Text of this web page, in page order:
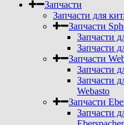
Запчасти
Запчасти для
Запчасти
Запчасти
Запчасти
Запчасти
Запчасти
Запчасти
Webasto
Запчасти
Запчасти